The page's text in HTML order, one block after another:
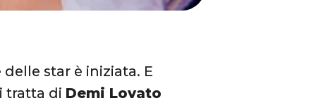
star è iniziata. E
tratta di Demi Lovato